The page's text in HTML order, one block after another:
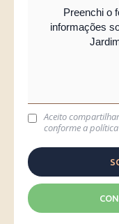
Aceito
conforme a